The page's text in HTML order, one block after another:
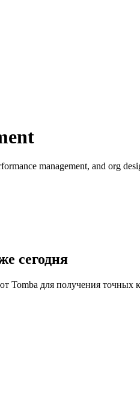
management, and org
сегодня
Tomba для получения точных